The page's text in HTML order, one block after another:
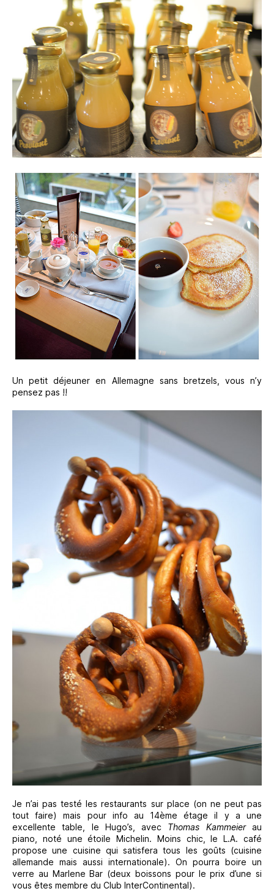
Un petit déjeuner en Allemagne sans bretzels, vous n’y
pensez pas !!
Je n’ai pas testé les restaurants sur place (on ne peut pas
tout faire) mais pour info au 14ème étage il y a une
excellente table, le Hugo’s, avec Thomas Kammeierau
piano, noté une étoile Michelin. Moins chic, le L.A. café
propose une cuisine qui satisfera tous les goûts (cuisine
allemande mais aussi internationale). On pourra boire un
verre au Marlene Bar (deux boissons pour le prix d’une si
vous êtes membre du Club InterContinental).